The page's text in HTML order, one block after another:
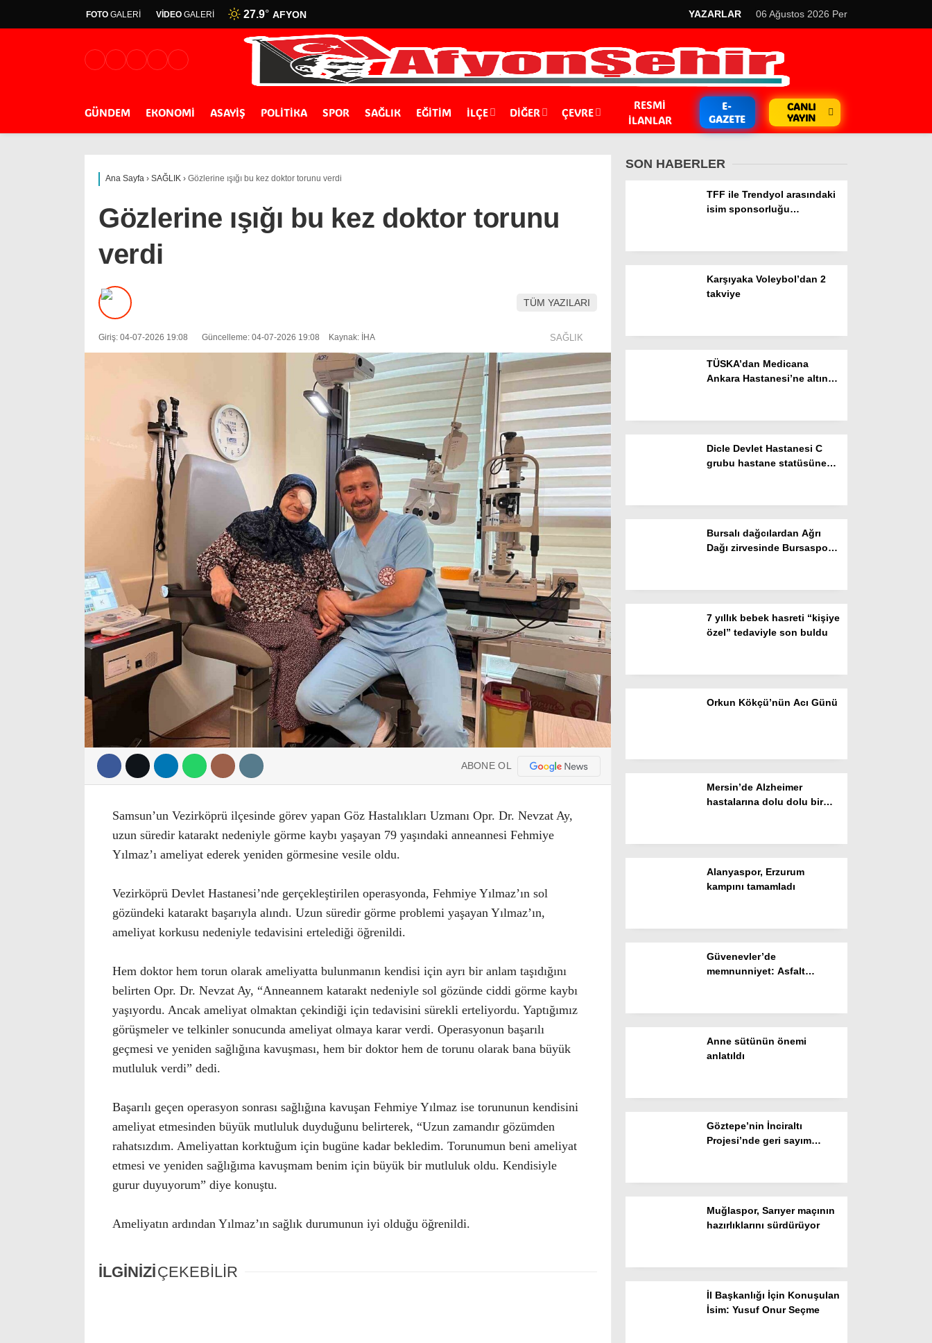
EKONOMİ
Namaz Vakitleri
Nöbetçi Eczaneler
SPOR
Magazin
Hava Durumu
Künye
Teknoloji
FOTO GALERİ VİDEO GALERİ 27.9° AFYON YAZARLAR 06 Ağustos 2026 Per
GÜNDEM EKONOMİ ASAYİŞ POLİTİKA SPOR SAĞLIK EĞİTİM İLÇE DIĞER ÇEVRE
RESMI
İLANLAR
E-
GAZETE
CANLI
YAYIN
Ana Sayfa › SAĞLIK › Gözlerine ışığı bu kez doktor torunu verdi
Gözlerine ışığı bu kez doktor torunu
verdi
TÜM YAZILARI
Giriş: 04-07-2026 19:08 Güncelleme: 04-07-2026 19:08 Kaynak: İHA SAĞLIK
ABONE OL
Samsun’un Vezirköprü ilçesinde görev yapan Göz Hastalıkları Uzmanı Opr. Dr. Nevzat Ay,
uzun süredir katarakt nedeniyle görme kaybı yaşayan 79 yaşındaki anneannesi Fehmiye
Yılmaz’ı ameliyat ederek yeniden görmesine vesile oldu.
Vezirköprü Devlet Hastanesi’nde gerçekleştirilen operasyonda, Fehmiye Yılmaz’ın sol
gözündeki katarakt başarıyla alındı. Uzun süredir görme problemi yaşayan Yılmaz’ın,
ameliyat korkusu nedeniyle tedavisini ertelediği öğrenildi.
Hem doktor hem torun olarak ameliyatta bulunmanın kendisi için ayrı bir anlam taşıdığını
belirten Opr. Dr. Nevzat Ay, “Anneannem katarakt nedeniyle sol gözünde ciddi görme kaybı
yaşıyordu. Ancak ameliyat olmaktan çekindiği için tedavisini sürekli erteliyordu. Yaptığımız
görüşmeler ve telkinler sonucunda ameliyat olmaya karar verdi. Operasyonun başarılı
geçmesi ve yeniden sağlığına kavuşması, hem bir doktor hem de torunu olarak bana büyük
mutluluk verdi” dedi.
Başarılı geçen operasyon sonrası sağlığına kavuşan Fehmiye Yılmaz ise torununun kendisini
ameliyat etmesinden büyük mutluluk duyduğunu belirterek, “Uzun zamandır gözümden
rahatsızdım. Ameliyattan korktuğum için bugüne kadar bekledim. Torunumun beni ameliyat
etmesi ve yeniden sağlığıma kavuşmam benim için büyük bir mutluluk oldu. Kendisiyle
gurur duyuyorum” diye konuştu.
Ameliyatın ardından Yılmaz’ın sağlık durumunun iyi olduğu öğrenildi.
İLGİNİZİÇEKEBİLİR
SON HABERLER
TFF ile Trendyol arasındaki
isim sponsorluğu
Karşıyaka Voleybol’dan 2
takviye
TÜSKA’dan Medicana
Ankara Hastanesi’ne altın
Dicle Devlet Hastanesi C
grubu hastane statüsüne
Bursalı dağcılardan Ağrı
Dağı zirvesinde Bursaspor
7 yıllık bebek hasreti “kişiye
özel” tedaviyle son buldu
Orkun Kökçü’nün Acı Günü
Mersin’de Alzheimer
hastalarına dolu dolu bir
Alanyaspor, Erzurum
kampını tamamladı
Güvenevler’de
memnunniyet: Asfalt
Anne sütünün önemi
anlatıldı
Göztepe’nin İnciraltı
Projesi’nde geri sayım
Muğlaspor, Sarıyer maçının
hazırlıklarını sürdürüyor
İl Başkanlığı İçin Konuşulan
İsim: Yusuf Onur Seçme